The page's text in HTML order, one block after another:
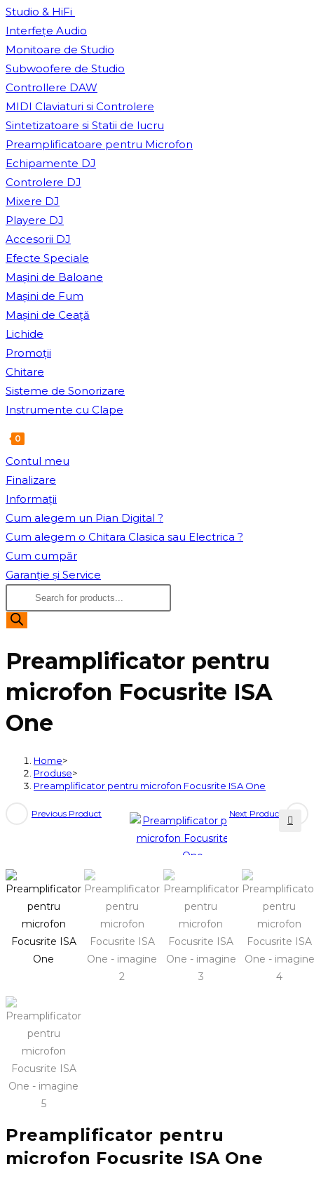
Studio & HiFi
Interfețe Audio
Monitoare de Studio
Subwoofere de Studio
Controllere DAW
MIDI Claviaturi si Controlere
Sintetizatoare si Statii de lucru
Preamplificatoare pentru Microfon
Echipamente DJ
Controlere DJ
Mixere DJ
Playere DJ
Accesorii DJ
Efecte Speciale
Mașini de Baloane
Mașini de Fum
Mașini de Ceață
Lichide
Promoții
Chitare
Sisteme de Sonorizare
Instrumente cu Clape
0
Toggle
website
search
Contul meu
Finalizare
Informații
Cum alegem un Pian Digital ?
Cum alegem o Chitara Clasica sau Electrica ?
Cum cumpăr
Garanție și Service
Products
search
Preamplificator pentru
microfon Focusrite ISA
One
Home>
Produse>
Preamplificator pentru microfon Focusrite ISA One
Previous Product Next Product
Preamplificator pentru
microfon Focusrite ISA One